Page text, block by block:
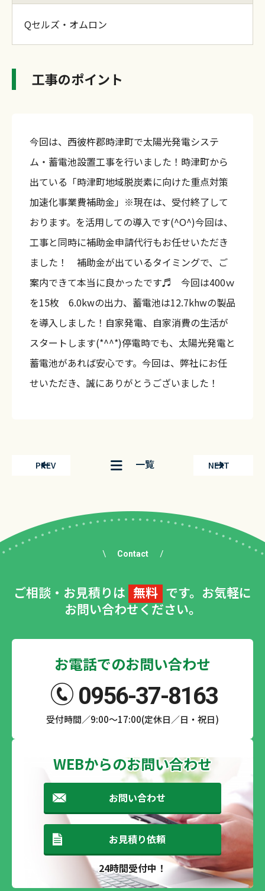
Qセルズ・オムロン
工事のポイント
今回は、西彼杵郡時津町で太陽光発電システ
ム・蓄電池設置工事を行いました！時津町から
出ている「時津町地域脱炭素に向けた重点対策
加速化事業費補助金」※現在は、受付終了して
おります。を活用しての導入です(^O^)今回は、
工事と同時に補助金申請代行もお任せいただき
ました！ 補助金が出ているタイミングで、ご
案内できて本当に良かったです♬ 今回は400ｗ
を15枚 6.0kwの出力、蓄電池は12.7khwの製品
を導入しました！自家発電、自家消費の生活が
スタートします(*^^*)停電時でも、太陽光発電と
蓄電池があれば安心です。今回は、弊社にお任
せいただき、誠にありがとうございました！
PREV 一覧 NEXT
Contact
ご相談・お見積りは 無料 です。お気軽に
お問い合わせください。
お電話でのお問い合わせ
0956-37-8163
受付時間／9:00～17:00(定休日／日・祝日)
WEBからのお問い合わせ
お問い合わせ
お見積り依頼
24時間受付中！